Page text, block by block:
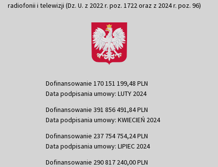
radiofonii i telewizji (Dz. U. z 2022 r. poz. 1722 oraz z 2024 r. poz. 96)
Dofinansowanie 170 151 199,48 PLN
Data podpisania umowy: LUTY 2024
Dofinansowanie 391 856 491,84 PLN
Data podpisania umowy: KWIECIEŃ 2024
Dofinansowanie 237 754 754,24 PLN
Data podpisania umowy: LIPIEC 2024
Dofinansowanie 290 817 240,00 PLN